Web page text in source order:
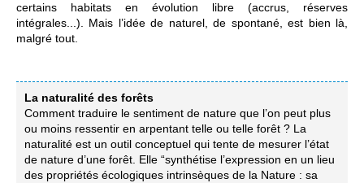
certains habitats en évolution libre (accrus, réserves
intégrales...). Mais l’idée de naturel, de spontané, est bien là,
malgré tout.
La naturalité des forêts
Comment traduire le sentiment de nature que l’on peut plus
ou moins ressentir en arpentant telle ou telle forêt ? La
naturalité est un outil conceptuel qui tente de mesurer l’état
de nature d’une forêt. Elle “synthétise l’expression en un lieu
des propriétés écologiques intrinsèques de la Nature : sa